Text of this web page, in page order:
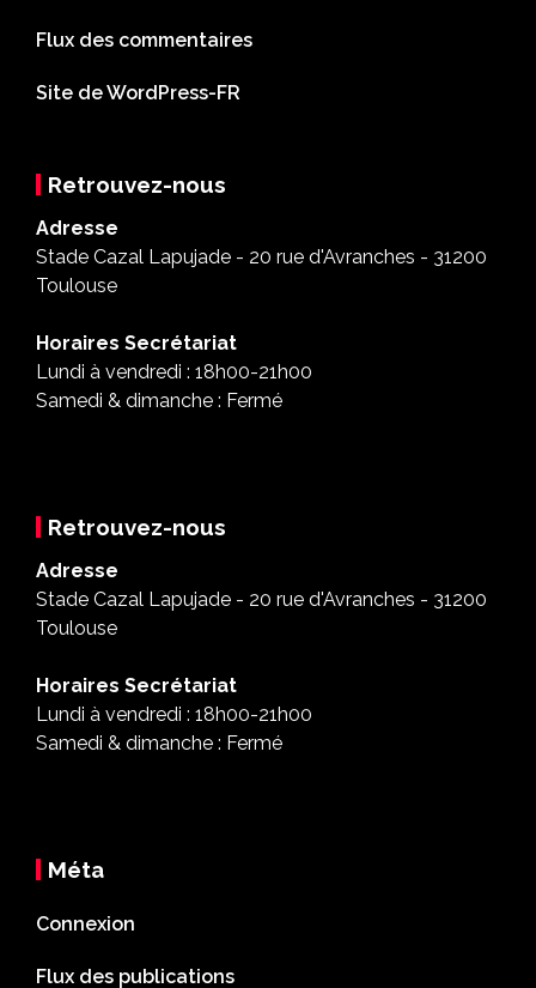
Flux des commentaires
Site de WordPress-FR
Retrouvez-nous
Adresse
Stade Cazal Lapujade - 20 rue d'Avranches - 31200
Toulouse
Horaires Secrétariat
Lundi à vendredi : 18h00-21h00
Samedi & dimanche : Fermé
Retrouvez-nous
Adresse
Stade Cazal Lapujade - 20 rue d'Avranches - 31200
Toulouse
Horaires Secrétariat
Lundi à vendredi : 18h00-21h00
Samedi & dimanche : Fermé
Méta
Connexion
Flux des publications